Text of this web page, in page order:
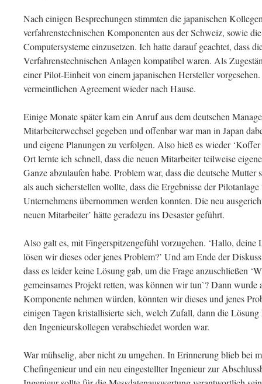
Nach einigen Besprechungen stimmten die japanischen
verfahrenstechnischen Komponenten aus der Schweiz, sowie
Computersysteme einzusetzen. Ich hatte darauf geachtet, dass
Verfahrenstechnischen Anlagen kompatibel waren. Als
einer Pilot-Einheit von einem japanischen Hersteller
vermeintlichen Agreement wieder nach Hause.
Einige Monate später kam ein Anruf aus dem deutschen
Mitarbeiterwechsel gegeben und offenbar war man in Japan
und eigene Planungen zu verfolgen. Also hieß es wieder
Ort lernte ich schnell, dass die neuen Mitarbeiter teilweise
Ganze abzulaufen habe. Problem war, dass die deutsche
als auch sicherstellen wollte, dass die Ergebnisse der
Unternehmens übernommen werden konnten. Die neu
neuen Mitarbeiter’ hätte geradezu ins Desaster geführt.
Also galt es, mit Fingerspitzengefühl vorzugehen. ‘Hallo,
lösen wir dieses oder jenes Problem?’ Und am Ende der
dass es leider keine Lösung gab, um die Frage anzuschließen
gemeinsames Projekt retten, was können wir tun`? Dann
Komponente nehmen würden, könnten wir dieses und jenes
einigen Tagen kristallisierte sich, welch Zufall, dann die
den Ingenieurskollegen verabschiedet worden war.
War mühselig, aber nicht zu umgehen. In Erinnerung blieb bei
Chefingenieur und ein neu eingestellter Ingenieur zur